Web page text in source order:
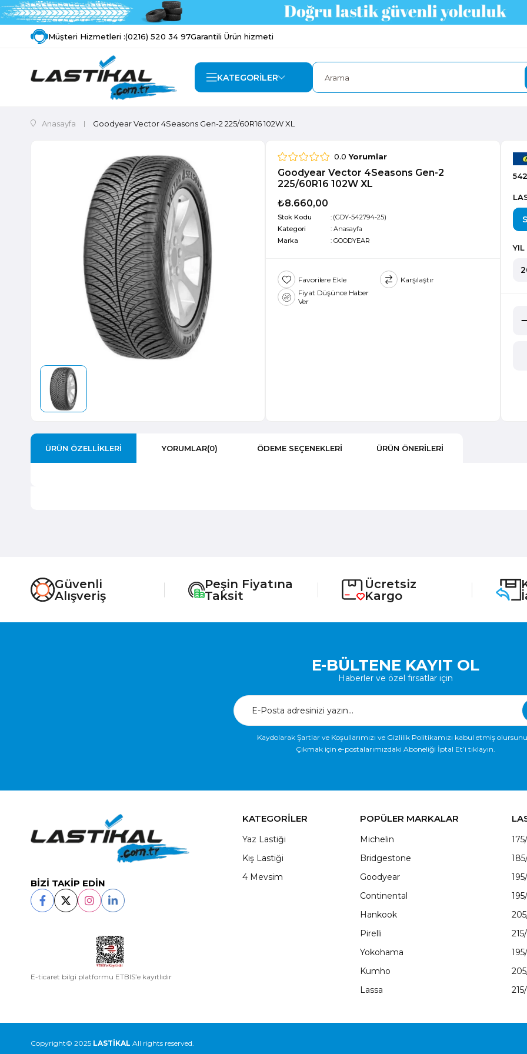
Müşteri Hizmetleri :(0216) 520 34 97Garantili Ürün hizmeti
KATEGORİLER
Anasayfa Goodyear Vector 4Seasons Gen-2 225/60R16 102W XL
0.0 Yorumlar
Goodyear Vector 4Seasons Gen-2
225/60R16 102W XL
₺8.660,00
Stok Kodu
(GDY-542794-25)
Kategori
:Anasayfa
Marka
: GOODYEAR
Favorilere Ekle
Karşılaştır
Fiyat Düşünce Haber
Ver
YIL
ÜRÜN ÖZELLIKLERI YORUMLAR(0) ÖDEME SEÇENEKLERI ÜRÜN ÖNERILERI
Güvenli
Alışveriş
Peşin Fiyatına
Taksit
Ücretsiz
Kargo
E-BÜLTENE KAYIT OL
Haberler ve özel fırsatlar için
Kaydolarak Şartlar ve Koşullarımızı ve Gizlilik Politikamızı kabul etmiş
Çıkmak için e-postalarımızdaki Aboneliği İptal Et’i tıklayın.
BİZİ TAKİP EDİN
E-ticaret bilgi platformu ETBIS’e kayıtlıdır
KATEGORİLER
Yaz Lastiği
Kış Lastiği
4 Mevsim
POPÜLER MARKALAR
Michelin
Bridgestone
Goodyear
Continental
Hankook
Pirelli
Yokohama
Kumho
Lassa
Copyright© 2025 LASTİKAL All rights reserved.